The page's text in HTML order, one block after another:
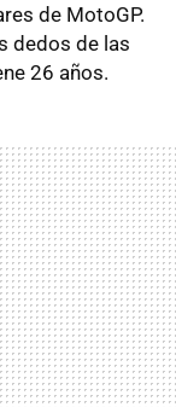
de MotoGP.
dedos de las
26 años.